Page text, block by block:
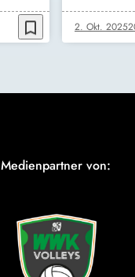
bookmark_border 2. Okt. 2025
Medienpartner von: